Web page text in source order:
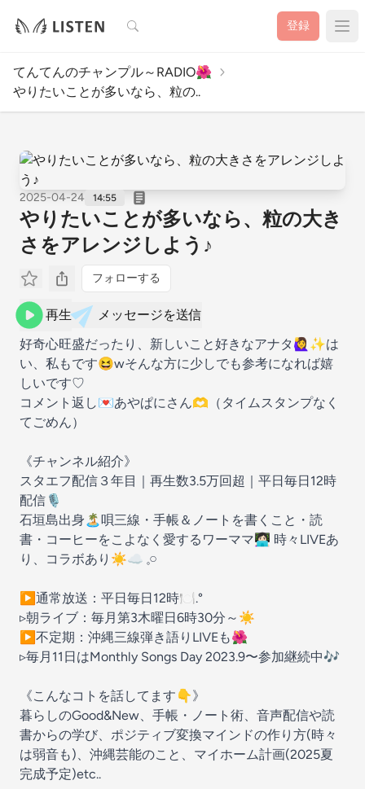
検索 登録
てんてんのチャンプル～RADIO🌺
やりたいことが多いなら、粒の..
2025-04-24 14:55
やりたいことが多いなら、粒の大き
さをアレンジしよう♪
フォローする
再生
メッセージを送信
好奇心旺盛だったり、新しいこと好きなアナタ🙋‍♀️✨️は
い、私もです😆wそんな方に少しでも参考になれば嬉
しいです♡
コメント返し💌あやぱにさん🫶（タイムスタンプなく
てごめん）
《チャンネル紹介》
スタエフ配信３年目｜再生数3.5万回超｜平日毎日12時
配信🎙
石垣島出身🏝唄三線・手帳＆ノートを書くこと・読
書・コーヒーをこよなく愛するワーママ👩🏻‍💻 時々LIVEあ
り、コラボあり☀︎☁︎‪ 𓈒𓏸
▶︎通常放送：平日毎日12時🍽.°
▹朝ライブ：毎月第3木曜日6時30分～☀️
▶︎不定期：沖縄三線弾き語りLIVEも🌺
▹毎月11日はMonthly Songs Day 2023.9〜参加継続中🎶
《こんなコトを話してます👇》
暮らしのGood&New、手帳・ノート術、音声配信や読
書からの学び、ポジティブ変換マインドの作り方(時々
は弱音も)、沖縄芸能のこと、マイホーム計画(2025夏
完成予定)etc..